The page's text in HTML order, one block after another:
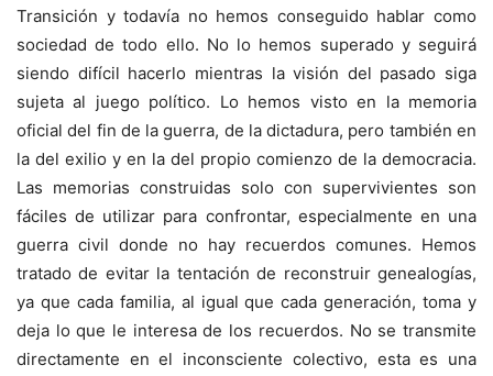
Transición y todavía no hemos conseguido hablar como
sociedad de todo ello. No lo hemos superado y seguirá
siendo difícil hacerlo mientras la visión del pasado siga
sujeta al juego político. Lo hemos visto en la memoria
oficial del fin de la guerra, de la dictadura, pero también en
la del exilio y en la del propio comienzo de la democracia.
Las memorias construidas solo con supervivientes son
fáciles de utilizar para confrontar, especialmente en una
guerra civil donde no hay recuerdos comunes. Hemos
tratado de evitar la tentación de reconstruir genealogías,
ya que cada familia, al igual que cada generación, toma y
deja lo que le interesa de los recuerdos. No se transmite
directamente en el inconsciente colectivo, esta es una